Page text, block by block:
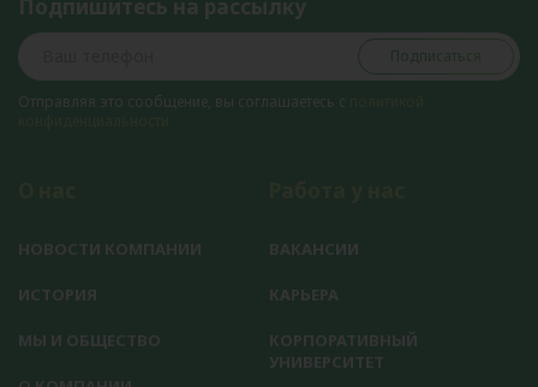
Подпишитесь на рассылку
Подписаться
Отправляя это сообщение, вы соглашаетесь с
НОВОСТИ КОМПАНИИ
ИСТОРИЯ
МЫ И ОБЩЕСТВО
ВАКАНСИИ
КАРЬЕРА
КОРПОРАТИВНЫЙ
УНИВЕРСИТЕТ